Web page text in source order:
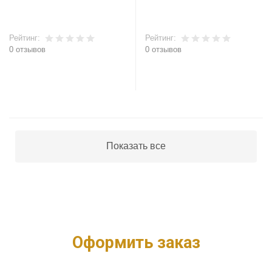
Рейтинг:
0 отзывов
Рейтинг:
0 отзывов
Показать все
Оформить заказ